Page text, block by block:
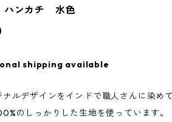
ハンカチ 水色
shipping available
ルデザインをインドで職人さんに染め
のしっかりした生地を使っています。